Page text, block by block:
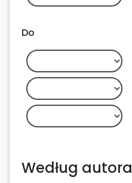
Do
Według autora